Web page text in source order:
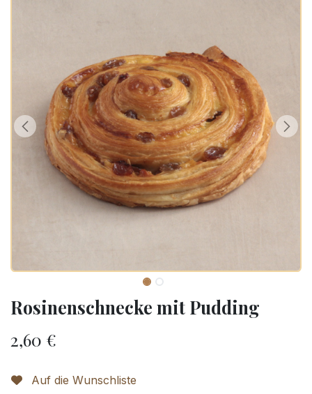
Rosinenschnecke mit Pudding
2,60 €
Auf die Wunschliste